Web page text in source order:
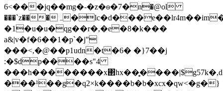
6<���jq��mg�-�z�ѳ�7�n�@ol
���`z���ہ�lc�d���e��lr4m��im�^a���t�g��=��>� f���5�����`��{���r���tp�����^`/%��w�=�!
�1�u�u�qg��r�,�e�8�k���
a&|v�f�6��1�p`�j"
���<,�@��p1udn�t�6� �}7��j
:�$dp����s"4
���¹��g�q2×k����b�b�xcx�qw<�g�}